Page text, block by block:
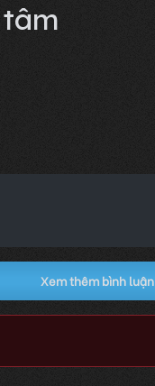
Xem thêm bình luận